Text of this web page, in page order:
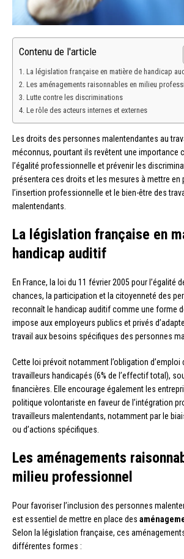
Contenu de l'article
La législation française en matière de handicap
Les aménagements raisonnables en milieu
Lutte contre les discriminations
Le rôle des acteurs internes et externes
Les droits des personnes malentendantes au
méconnus, pourtant ils revêtent une importance
l’égalité professionnelle et prévenir les
présentera ces droits et les mesures à mettre en
l’insertion professionnelle et le bien-être des
malentendants.
La législation française en
handicap auditif
En France, la loi du 11 février 2005 pour l’égalité
chances, la participation et la citoyenneté des
reconnaît le handicap auditif comme une forme
impose aux employeurs publics et privés
travail aux besoins spécifiques des personnes
Cette loi prévoit notamment l’obligation d’emploi
travailleurs handicapés (6% de l’effectif total),
financières. Elle encourage également les
politique volontariste en faveur de l’intégration
travailleurs malentendants, notamment par le
ou d’actions spécifiques.
Les aménagements
milieu professionnel
Pour favoriser l’inclusion des personnes
est essentiel de mettre en place des
Selon la législation française, ces
différentes formes :